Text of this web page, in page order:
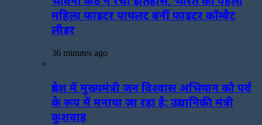
महिला फाइटर पायलट बनीं फाइटर कॉम्बैट
लीडर
36 minutes ago
प्रदेश में मुख्यमंत्री जन विश्वास अभियान को पर्व
के रूप में मनाया जा रहा है: उद्यानिकी मंत्री
कुशवाह